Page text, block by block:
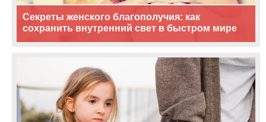
Секреты женского благополучия: как
сохранить внутренний свет в быстром мире